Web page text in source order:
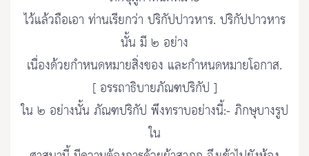
ไว้แล้วถือเอา ท่านเรียกว่า ปริกัปปาวหาร. ปริกัปปาวหาร
นั้น มี ๒ อย่าง
เนื่องด้วยกำหนดหมายสิ่งของ และกำหนดหมายโอกาส.
[ อรรถาธิบายภัณฑปริกัป ]
ใน ๒ อย่างนั้น ภัณฑปริกัป พึงทราบอย่างนี้:- ภิกษุบางรูป
ใน